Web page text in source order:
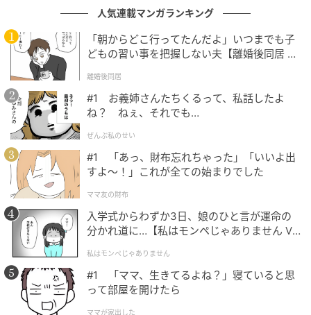
朝倉さん：あれは、私を「攻撃しないで」っていうこ
とですね。感じよくしているというより、先に「傷つ
けないでください」って差し出しているものなんで
す。 でも、ふゆには、ただ小さくなっているだけじゃ
なくて、「角（ツノ）」を持たせるということをして
います。それは、自分だけの取り柄を伸ばしていくこ
と。頭がいいことも、女の人にとっては引け目になり
やすい。しかも、貧しい家庭で育った。そういう子
が、自分だけの良さに気づいていく話なんです。
──若さや勢いだけでは戦えなくなってきた40代も、
まさに「自分は何を持てるのか」と向き合う時期です
ね。
朝倉さん：若いときのものとは違うもので、自分を立
てていくしかないですよね。このお話を読んで、自分
自身の取り柄に目を向けてもらえたら、と思います。
人気連載マンガランキング
「朝からどこ行ってたんだよ」いつまでも子
どもの習い事を把握しない夫【離婚後同居 Vo
離婚後同居
#1 お義姉さんたちくるって、私話したよ
ね？ ねぇ、それでも…
ぜんぶ私のせい
#1 「あっ、財布忘れちゃった」「いいよ出
すよ〜！」これが全ての始まりでした
ママ友の財布
入学式からわずか3日、娘のひと言が運命の
分かれ道に…【私はモンペじゃありません Vo
私はモンペじゃありません
#1 「ママ、生きてるよね？」寝ていると思
って部屋を開けたら
ママが家出した